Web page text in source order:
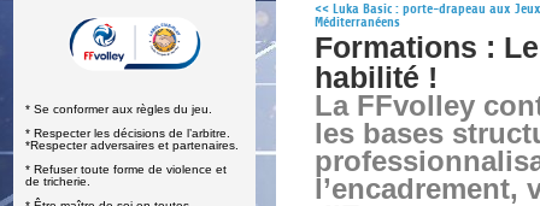
* Se conformer aux règles du jeu.
* Respecter les décisions de l’arbitre.
*Respecter adversaires et partenaires.
* Refuser toute forme de violence et
de tricherie.
<< Luka Basic : porte-drapeau aux Jeux
Méditerranéens
Formations :
habilité !
La FFvolley
les bases
l’encadrement,